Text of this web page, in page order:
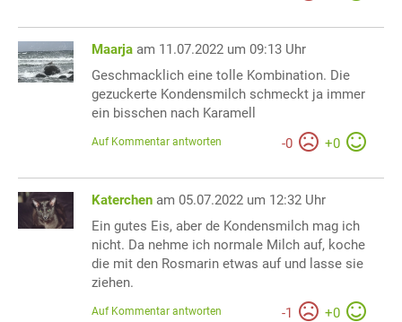
Maarja am 11.07.2022 um 09:13 Uhr
Geschmacklich eine tolle Kombination. Die
gezuckerte Kondensmilch schmeckt ja immer
ein bisschen nach Karamell
-0 +0
Auf Kommentar antworten
Katerchen am 05.07.2022 um 12:32 Uhr
Ein gutes Eis, aber de Kondensmilch mag ich
nicht. Da nehme ich normale Milch auf, koche
die mit den Rosmarin etwas auf und lasse sie
ziehen.
-1 +0
Auf Kommentar antworten